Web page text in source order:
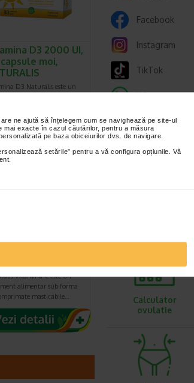
ne ajută să înțelegem cum se navighează pe site-ul
exacte în cazul căutărilor, pentru a măsura
pe baza obiceiurilor dvs. de navigare.
setările” pentru a vă configura opțiunile. Vă
D3 2000 UI,
moi,
D3 Naturalis este un
Plătești 2, primești 3
C, 20
Vitamina C este un
alimentar sub forma
masticabile…
Facebook
Instagram
TikTok
Whatsapp
CALCULATOARE
Calculator
ovulatie